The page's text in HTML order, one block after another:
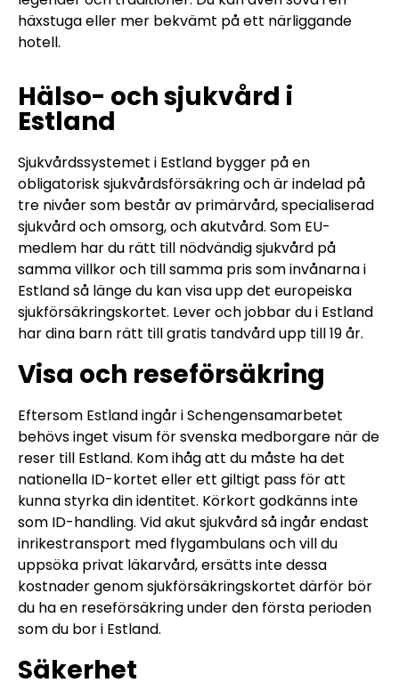
häxstuga eller mer bekvämt på ett närliggande
hotell.
Hälso- och sjukvård i
Estland
Sjukvårdssystemet i Estland bygger på en
obligatorisk sjukvårdsförsäkring och är indelad på
tre nivåer som består av primärvård, specialiserad
sjukvård och omsorg, och akutvård. Som EU-
medlem har du rätt till nödvändig sjukvård på
samma villkor och till samma pris som invånarna i
Estland så länge du kan visa upp det europeiska
sjukförsäkringskortet. Lever och jobbar du i Estland
har dina barn rätt till gratis tandvård upp till 19 år.
Visa och reseförsäkring
Eftersom Estland ingår i Schengensamarbetet
behövs inget visum för svenska medborgare när de
reser till Estland. Kom ihåg att du måste ha det
nationella ID-kortet eller ett giltigt pass för att
kunna styrka din identitet. Körkort godkänns inte
som ID-handling. Vid akut sjukvård så ingår endast
inrikestransport med flygambulans och vill du
uppsöka privat läkarvård, ersätts inte dessa
kostnader genom sjukförsäkringskortet därför bör
du ha en reseförsäkring under den första perioden
som du bor i Estland.
Säkerhet